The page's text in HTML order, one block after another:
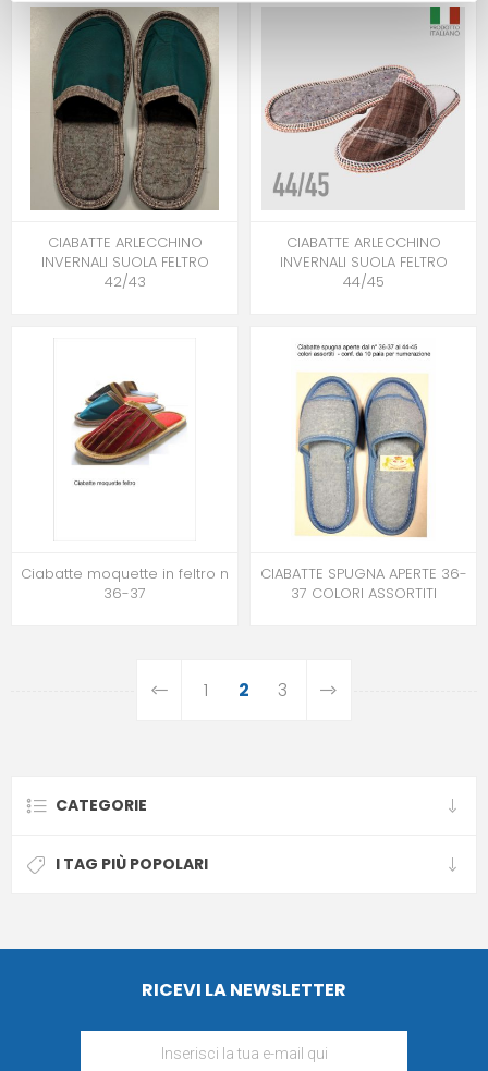
CIABATTE ARLECCHINO
INVERNALI SUOLA FELTRO
42/43
CIABATTE ARLECCHINO
INVERNALI SUOLA FELTRO
44/45
Ciabatte moquette in feltro n
36-37
CIABATTE SPUGNA APERTE 36-
37 COLORI ASSORTITI
1 2 3
CATEGORIE
I TAG PIÙ POPOLARI
RICEVI LA NEWSLETTER